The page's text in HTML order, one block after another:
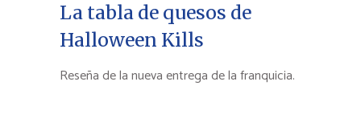
La tabla de quesos de
Halloween Kills
Reseña de la nueva entrega de la franquicia.